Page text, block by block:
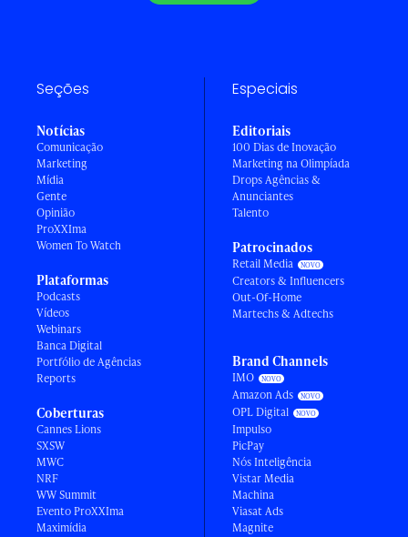
Seções
Notícias
Comunicação
Marketing
Mídia
Gente
Opinião
ProXXIma
Women To Watch
Plataformas
Podcasts
Vídeos
Webinars
Banca Digital
Portfólio de Agências
Reports
Coberturas
Cannes Lions
SXSW
MWC
NRF
WW Summit
Evento ProXXIma
Maximídia
Especiais
Editoriais
100 Dias de Inovação
Marketing na Olimpíada
Drops Agências &
Anunciantes
Talento
Patrocinados
Retail Media
Creators & Influencers
Out-Of-Home
Martechs & Adtechs
Brand Channels
IMO
Amazon Ads
OPL Digital
Impulso
PicPay
Nós Inteligência
Vistar Media
Machina
Viasat Ads
Magnite